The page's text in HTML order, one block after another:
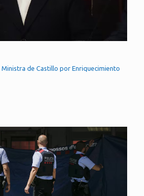
Ministra de Castillo por Enriquecimiento